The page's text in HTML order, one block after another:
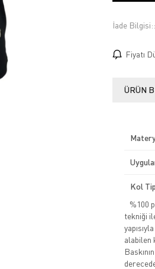
İade Bilgisi:
Fiyatı
ÜRÜN
Kol
%100
tekniği
alabilen